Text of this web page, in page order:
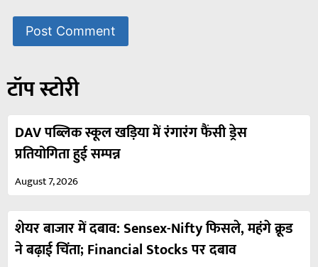
टॉप स्टोरी
DAV पब्लिक स्कूल खड़िया में रंगारंग फैंसी ड्रेस
प्रतियोगिता हुई सम्पन्न
August 7, 2026
शेयर बाजार में दबाव: Sensex-Nifty फिसले, महंगे क्रूड
ने बढ़ाई चिंता; Financial Stocks पर दबाव